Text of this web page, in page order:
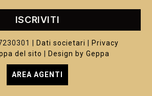
ISCRIVITI
| Dati societari
Privacy
del sito Design by Geppa
AREA AGENTI